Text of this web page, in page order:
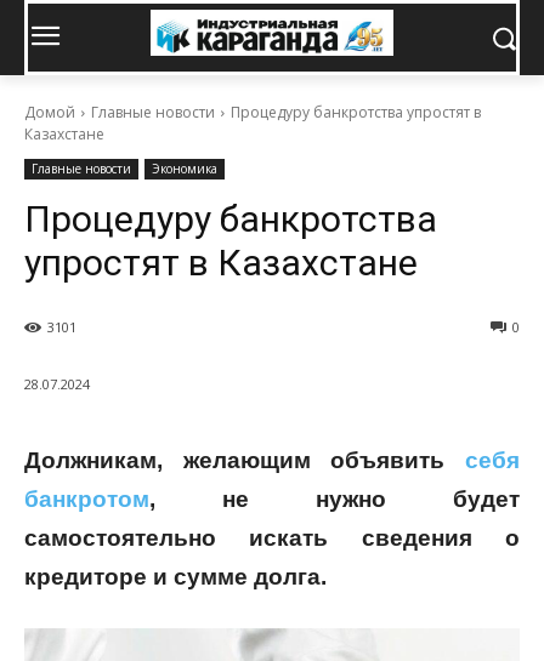
Домой Главные новости
Процедуру банкротства упростят в
Казахстане
Главные новости Экономика
Процедуру банкротства
упростят в Казахстане
0
3101
28.07.2024
Должникам, желающим объявить себя
банкротом, не нужно будет
самостоятельно искать сведения о
кредиторе и сумме долга.